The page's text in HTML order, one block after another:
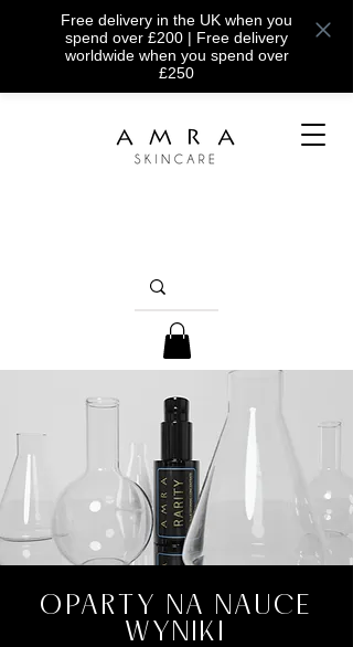
Free delivery in the UK when you
spend over £200 | Free delivery
worldwide when you spend over
£250
WYNIKI
OPARTY NA NAUCE